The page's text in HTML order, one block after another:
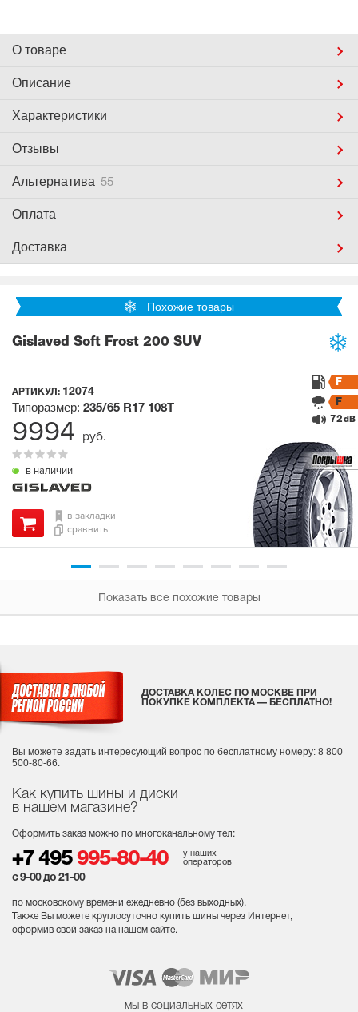
О товаре
Описание
Характеристики
Отзывы
Альтернатива 55
Оплата
Доставка
Похожие товары
Gislaved Soft Frost 200 SUV
АРТИКУЛ: 12074
в наличии
Типоразмер: 235/65 R17 108T
F
F
72 dB
в закладки
сравнить
9994 руб.
Показать все похожие товары
Как купить шины и диски
в нашем магазине?
Оформить заказ можно по многоканальному тел:
+7 495 995-80-40
у наших
операторов
с 9-00 до 21-00
по московскому времени ежедневно (без выходных).
Также Вы можете круглосуточно купить шины через Интернет,
оформив свой заказ на нашем сайте.
ДОСТАВКА КОЛЕС ПО МОСКВЕ ПРИ
ПОКУПКЕ КОМПЛЕКТА — БЕСПЛАТНО!
Вы можете задать интересующий вопрос по бесплатному номеру: 8 800
500-80-66.
мы в социальных сетях –